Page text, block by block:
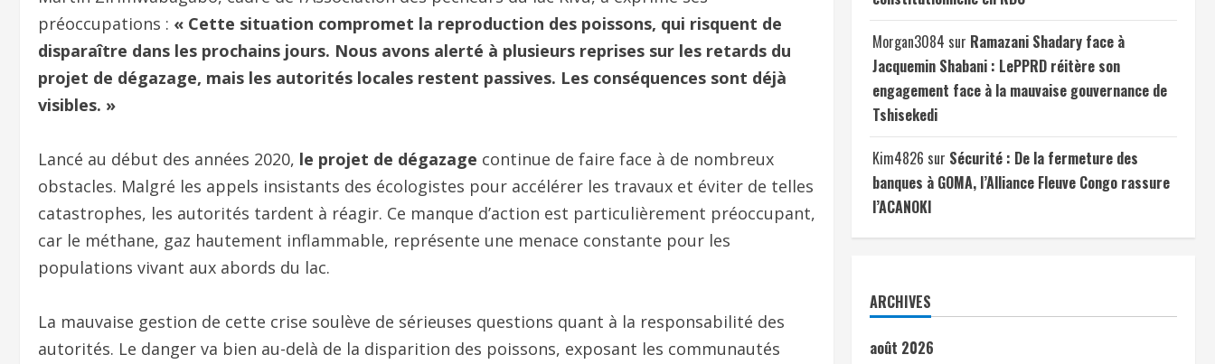
préoccupations : « Cette situation compromet la reproduction des poissons, qui risquent de
disparaître dans les prochains jours. Nous avons alerté à plusieurs reprises sur les retards du
projet de dégazage, mais les autorités locales restent passives. Les conséquences sont déjà
visibles. »
Lancé au début des années 2020, le projet de dégazage continue de faire face à de nombreux
obstacles. Malgré les appels insistants des écologistes pour accélérer les travaux et éviter de telles
catastrophes, les autorités tardent à réagir. Ce manque d’action est particulièrement préoccupant,
car le méthane, gaz hautement inflammable, représente une menace constante pour les
populations vivant aux abords du lac.
La mauvaise gestion de cette crise soulève de sérieuses questions quant à la responsabilité des
autorités. Le danger va bien au-delà de la disparition des poissons, exposant les communautés
Morgan3084 sur Ramazani Shadary face à
Jacquemin Shabani : LePPRD réitère son
engagement face à la mauvaise gouvernance de
Tshisekedi
Kim4826 sur Sécurité : De la fermeture des
banques à GOMA, l’Alliance Fleuve Congo rassure
l’ACANOKI
ARCHIVES
août 2026